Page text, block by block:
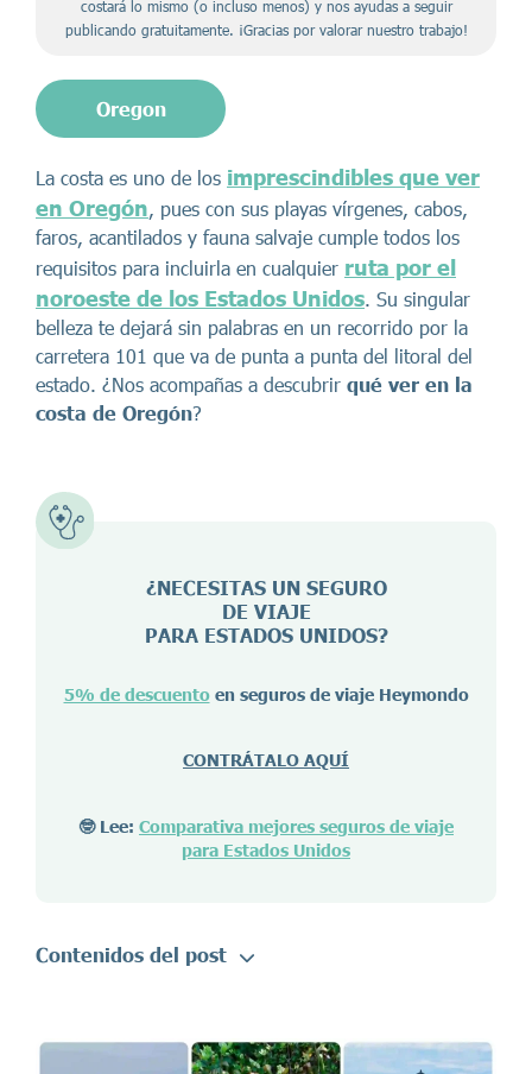
costará lo mismo (o incluso menos) y nos ayudas a seguir
publicando gratuitamente. ¡Gracias por valorar nuestro trabajo!
Oregon
La costa es uno de los imprescindibles que ver
en Oregón, pues con sus playas vírgenes, cabos,
faros, acantilados y fauna salvaje cumple todos los
requisitos para incluirla en cualquier ruta por el
noroeste de los Estados Unidos. Su singular
belleza te dejará sin palabras en un recorrido por la
carretera 101 que va de punta a punta del litoral del
estado. ¿Nos acompañas a descubrir qué ver en la
costa de Oregón?
¿NECESITAS UN SEGURO
DE VIAJE
PARA ESTADOS UNIDOS?
5% de descuentoen seguros de viaje Heymondo
CONTRÁTALO AQUÍ
🤓 Lee: Comparativa mejores seguros de viaje
para Estados Unidos
Contenidos del post